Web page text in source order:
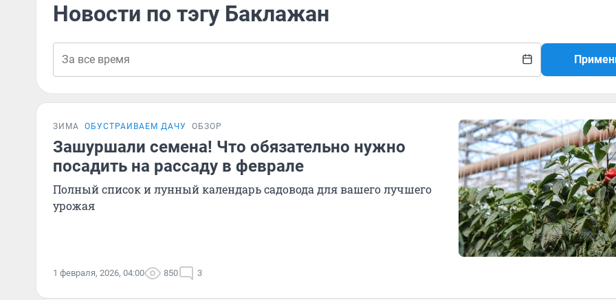
Новости по тэгу Баклажан
ЗИМА ОБУСТРАИВАЕМ ДАЧУ ОБЗОР
Зашуршали семена! Что обязательно нужно
посадить на рассаду в феврале
Полный список и лунный календарь садовода для вашего лучшего
урожая
1 февраля, 2026, 04:00 850 3